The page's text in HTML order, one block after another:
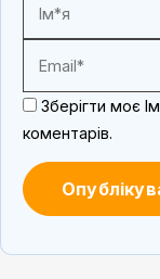
Зберігти моє
коментарів.